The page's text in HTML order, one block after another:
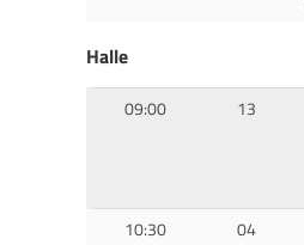
Halle
09:00 13
10:30 04